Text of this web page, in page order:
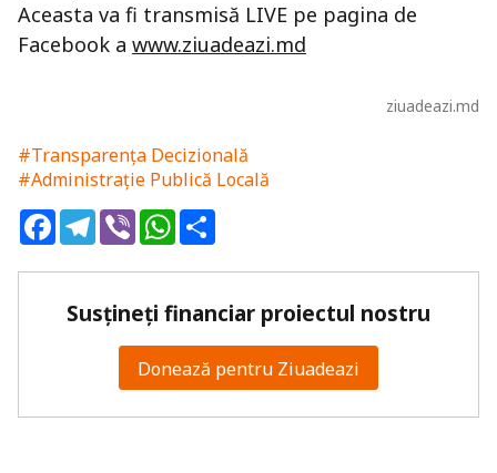
Aceasta va fi transmisă LIVE pe pagina de
Facebook a www.ziuadeazi.md
ziuadeazi.md
#Transparența Decizională
#Administrație Publică Locală
FacebookTelegram
ViberWhatsApp
Susțineți financiar proiectul nostru
Donează pentru Ziuadeazi